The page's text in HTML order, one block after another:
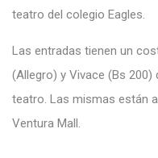
teatro del colegio Eagles.
Las entradas tienen un
(Allegro) y Vivace (Bs 200)
teatro. Las mismas están
Ventura Mall.